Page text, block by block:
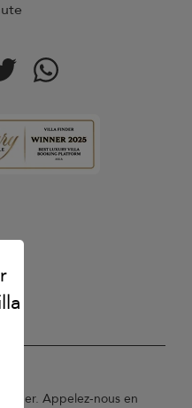
Appelez-nous en